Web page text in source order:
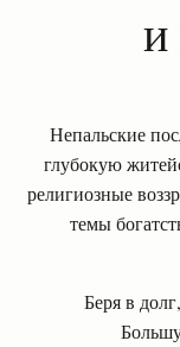
и
Непальские
глубокую
религиозные
темы
Беря в